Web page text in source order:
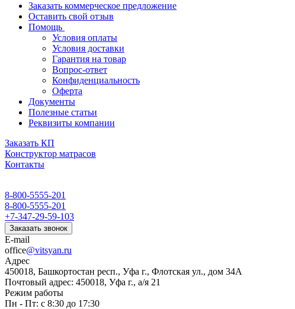
Заказать коммерческое предложение
Оставить свой отзыв
Помощь
Условия оплаты
Условия доставки
Гарантия на товар
Вопрос-ответ
Конфиденциальность
Оферта
Документы
Полезные статьи
Реквизиты компании
Заказать КП
Конструктор матрасов
Контакты
8-800-5555-201
8-800-5555-201
+7-347-29-59-103
Заказать звонок
E-mail
office@vitsyan.ru
Адрес
450018, Башкортостан респ., Уфа г., Флотская ул., дом 34А
Почтовый адрес: 450018, Уфа г., а/я 21
Режим работы
Пн - Пт: с 8:30 до 17:30